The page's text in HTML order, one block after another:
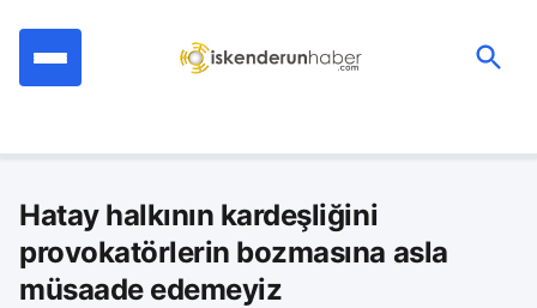
Hatay halkının kardeşliğini
provokatörlerin bozmasına asla
müsaade edemeyiz